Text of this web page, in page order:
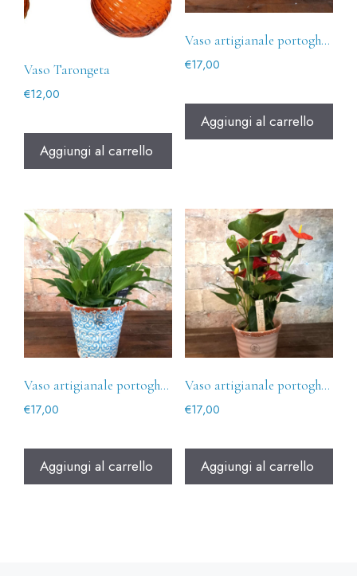
Vaso Tarongeta
€12,00
Aggiungi al carrello
Vaso artigianale portoghese giallo
€17,00
Aggiungi al carrello
Vaso artigianale portoghese Porto
€17,00
Aggiungi al carrello
Vaso artigianale portoghese Salmâo
€17,00
Aggiungi al carrello